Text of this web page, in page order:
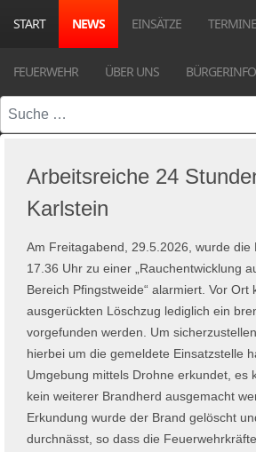
START NEWS EINSÄTZE TERMINE
FEUERWEHR ÜBER UNS
Suchen
Arbeitsreiche 24
Karlstein
Am Freitagabend, 29.5.2026, wurde die
17.36 Uhr zu einer „Rauchentwicklung
Bereich Pfingstweide“ alarmiert. Vor Ort
ausgerückten Löschzug lediglich ein
vorgefunden werden. Um
hierbei um die gemeldete Einsatzstelle
Umgebung mittels Drohne erkundet, es
kein weiterer Brandherd ausgemacht
Erkundung wurde der Brand gelöscht
durchnässt, so dass die